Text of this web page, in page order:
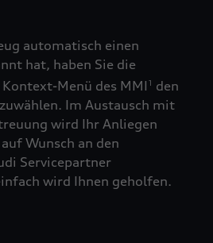
automatisch einen
hat, haben Sie die
Menü des MMI 1
den
Im Austausch mit
wird Ihr Anliegen
Wunsch an den
Servicepartner
wird Ihnen geholfen.